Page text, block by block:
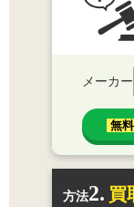
メーカー
無料
方法2. 買